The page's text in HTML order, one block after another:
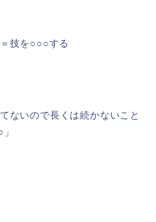
技を○○○する
ないので長くは続かないこと